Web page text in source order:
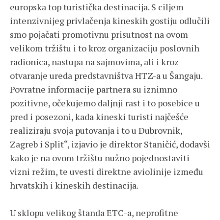
europska top turistička destinacija. S ciljem
intenzivnijeg privlačenja kineskih gostiju odlučili
smo pojačati promotivnu prisutnost na ovom
velikom tržištu i to kroz organizaciju poslovnih
radionica, nastupa na sajmovima, ali i kroz
otvaranje ureda predstavništva HTZ-a u Šangaju.
Povratne informacije partnera su iznimno
pozitivne, očekujemo daljnji rast i to posebice u
pred i posezoni, kada kineski turisti najčešće
realiziraju svoja putovanja i to u Dubrovnik,
Zagreb i Split“, izjavio je direktor Staničić, dodavši
kako je na ovom tržištu nužno pojednostaviti
vizni režim, te uvesti direktne aviolinije između
hrvatskih i kineskih destinacija.
U sklopu velikog štanda ETC-a, neprofitne